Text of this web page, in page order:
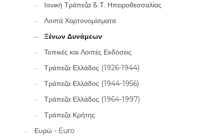
Ιονική Τράπεζα & Τ. Ηπειροθεσσαλίας
Λοιπά Χαρτονομίσματα
Ξένων Δυνάμεων
Τοπικές και Λοιπές Εκδόσεις
Τράπεζα Ελλάδος (1926-1944)
Τράπεζα Ελλάδος (1944-1956)
Τράπεζα Ελλάδος (1964-1997)
Τράπεζα Κρήτης
Ευρώ - Euro